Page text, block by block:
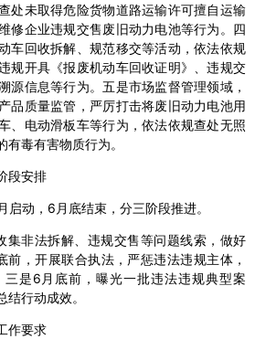
处未取得危险货物道路运输许可擅自运输
修企业违规交售废旧动力电池等行为。四
车回收拆解、规范移交等活动，依法依规
规开具《报废机动车回收证明》、违规交
源信息等行为。五是市场监督管理领域，
品质量监管，严厉打击将废旧动力电池用
、电动滑板车等行为，依法依规查处无照
毒有害物质行为。
段安排
动，6月底结束，分三阶段推进。
集非法拆解、违规交售等问题线索，做好
，开展联合执法，严惩违法违规主体，
是6月底前，曝光一批违法违规典型案
行动成效。
作要求